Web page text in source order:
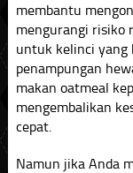
membantu
mengurangi risiko
untuk kelinci yang
penampungan
makan oatmeal
mengembalikan
cepat.
Namun jika Anda